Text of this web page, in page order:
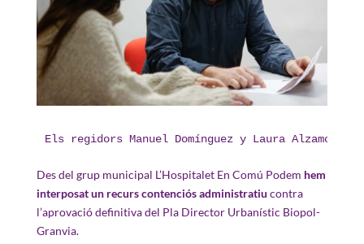
Els regidors Manuel Domínguez y Laura Alzamora
Des del grup municipal L’Hospitalet En Comú Podem hem
interposat un recurs contenciós administratiu contra
l’aprovació definitiva del Pla Director Urbanístic Biopol-
Granvia.